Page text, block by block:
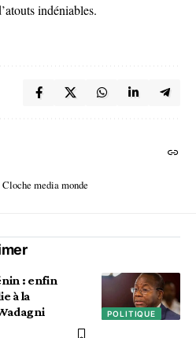
indéniables.
media monde
POLITIQUE
: enfin
à la